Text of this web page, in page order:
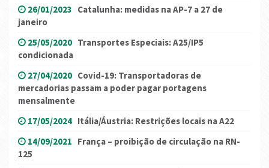
26/01/2023 Catalunha: medidas na AP-7 a 27 de
janeiro
25/05/2020 Transportes Especiais: A25/IP5
condicionada
27/04/2020 Covid-19: Transportadoras de
mercadorias passam a poder pagar portagens
mensalmente
17/05/2024 Itália/Áustria: Restrições locais na A22
14/09/2021 França – proibição de circulação na RN-
125